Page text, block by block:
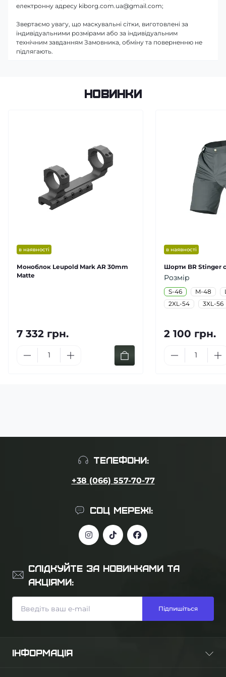
електронну адресу kiborg.com.ua@gmail.com;
Звертаємо увагу, що маскувальні сітки, виготовлені за
індивідуальними розмірами або за індивідуальним
технічним завданням Замовника, обміну та поверненню не
підлягають.
Новинки
в наявності
Моноблок Leupold Mark AR 30mm
Matte
7 332 грн.
в наявності
Шорти BR Stinger
Розмір
S-46 M-48
2XL-54
3XL-56
2 100 грн.
ТЕЛЕФОНИ:
+38 (066) 557-70-77
СОЦ МЕРЕЖІ:
СЛІДКУЙТЕ ЗА НОВИНКАМИ ТА
АКЦІЯМИ:
Підпишіться
ІНФОРМАЦІЯ